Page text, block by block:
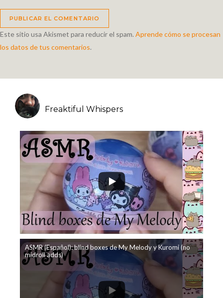
Este sitio usa Akismet para reducir el spam. Aprende cómo se procesan
los datos de tus comentarios.
Freaktiful Whispers
ASMR (Español): blind boxes de My Melody y Kuromi (no
midroll adds)